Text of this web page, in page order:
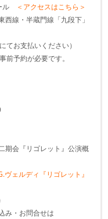
ル
＜アクセスはこちら＞
線・半蔵門線「九段下」
てお支払いください）
予約が必要です。
期会『リゴレット』公演概
ェルディ『リゴレット』
み・お問合せは